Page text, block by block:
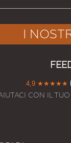
I
4,9 ★★★★★
CON IL